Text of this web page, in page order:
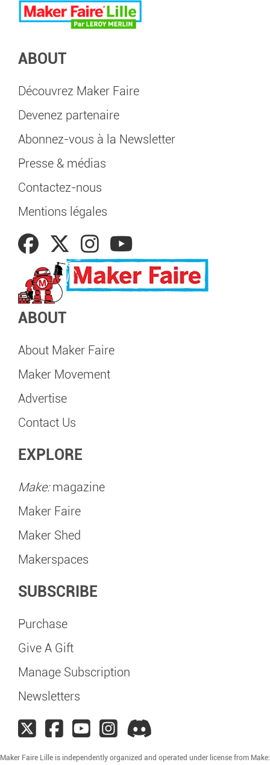
ABOUT
Découvrez Maker Faire
Devenez partenaire
Abonnez-vous à la Newsletter
Presse & médias
Contactez-nous
Mentions légales
ABOUT
About Maker Faire
Maker Movement
Advertise
Contact Us
EXPLORE
Make:magazine
Maker Faire
Maker Shed
Makerspaces
SUBSCRIBE
Purchase
Give A Gift
Manage Subscription
Newsletters
Maker Faire Lille is independently organized and operated under license from Make: